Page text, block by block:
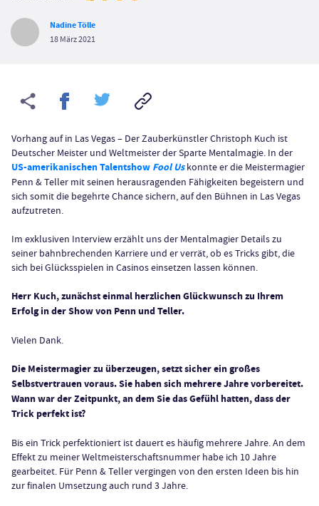
Nadine Tölle
18 März 2021
Vorhang auf in Las Vegas – Der Zauberkünstler Christoph Kuch ist
Deutscher Meister und Weltmeister der Sparte Mentalmagie. In der
US-amerikanischen Talentshow Fool Uskonnte er die Meistermagier
Penn & Teller mit seinen herausragenden Fähigkeiten begeistern und
sich somit die begehrte Chance sichern, auf den Bühnen in Las Vegas
aufzutreten.
Im exklusiven Interview erzählt uns der Mentalmagier Details zu
seiner bahnbrechenden Karriere und er verrät, ob es Tricks gibt, die
sich bei Glücksspielen in Casinos einsetzen lassen können.
Herr Kuch, zunächst einmal herzlichen Glückwunsch zu Ihrem
Erfolg in der Show von Penn und Teller.
Vielen Dank.
Die Meistermagier zu überzeugen, setzt sicher ein großes
Selbstvertrauen voraus. Sie haben sich mehrere Jahre vorbereitet.
Wann war der Zeitpunkt, an dem Sie das Gefühl hatten, dass der
Trick perfekt ist?
Bis ein Trick perfektioniert ist dauert es häufig mehrere Jahre. An dem
Effekt zu meiner Weltmeisterschaftsnummer habe ich 10 Jahre
gearbeitet. Für Penn & Teller vergingen von den ersten Ideen bis hin
zur finalen Umsetzung auch rund 3 Jahre.